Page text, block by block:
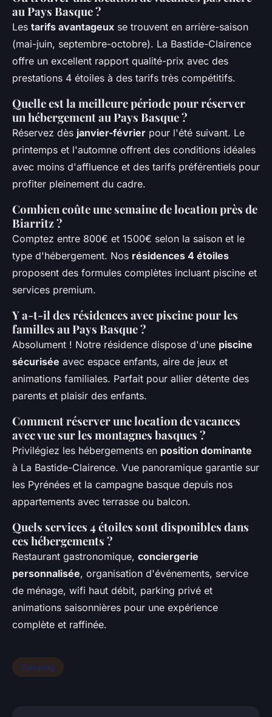
au Pays Basque ?
Les tarifs avantageux se trouvent en arrière-saison
(mai-juin, septembre-octobre). La Bastide-Clairence
offre un excellent rapport qualité-prix avec des
prestations 4 étoiles à des tarifs très compétitifs.
Quelle est la meilleure période pour réserver
un hébergement au Pays Basque ?
Réservez dès janvier-février pour l'été suivant. Le
printemps et l'automne offrent des conditions idéales
avec moins d'affluence et des tarifs préférentiels pour
profiter pleinement du cadre.
Combien coûte une semaine de location près de
Biarritz ?
Comptez entre 800€ et 1500€ selon la saison et le
type d'hébergement. Nos résidences 4 étoiles
proposent des formules complètes incluant piscine et
services premium.
Y a-t-il des résidences avec piscine pour les
familles au Pays Basque ?
Absolument ! Notre résidence dispose d'une piscine
sécurisée avec espace enfants, aire de jeux et
animations familiales. Parfait pour allier détente des
parents et plaisir des enfants.
Comment réserver une location de vacances
avec vue sur les montagnes basques ?
Privilégiez les hébergements en position dominante
à La Bastide-Clairence. Vue panoramique garantie sur
les Pyrénées et la campagne basque depuis nos
appartements avec terrasse ou balcon.
Quels services 4 étoiles sont disponibles dans
ces hébergements ?
Restaurant gastronomique, conciergerie
personnalisée, organisation d'événements, service
de ménage, wifi haut débit, parking privé et
animations saisonnières pour une expérience
complète et raffinée.
Camping